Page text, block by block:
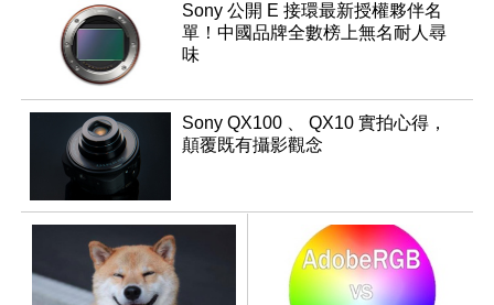
Sony 公開 E 接環最新授權夥伴名
單！中國品牌全數榜上無名耐人尋
味
Sony QX100 、 QX10 實拍心得，
顛覆既有攝影觀念